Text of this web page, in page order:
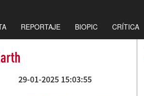
REPORTAJE BIOPIC CRÍTICA
29-01-2025 15:03:55